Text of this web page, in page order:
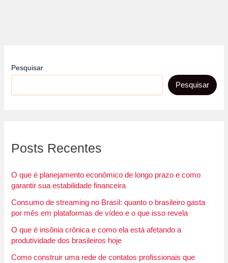
Pesquisar
Pesquisar
Posts Recentes
O que é planejamento econômico de longo prazo e como
garantir sua estabilidade financeira
Consumo de streaming no Brasil: quanto o brasileiro gasta
por mês em plataformas de vídeo e o que isso revela
O que é insônia crônica e como ela está afetando a
produtividade dos brasileiros hoje
Como construir uma rede de contatos profissionais que